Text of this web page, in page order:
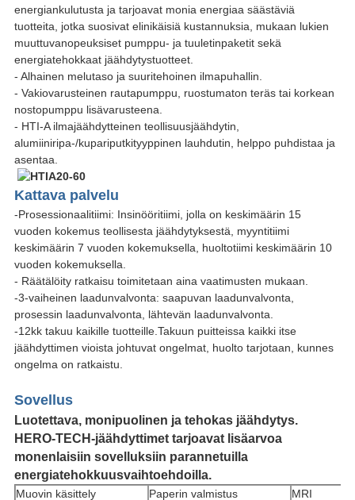
energiankulutusta ja tarjoavat monia energiaa säästäviä
tuotteita, jotka suosivat elinikäisiä kustannuksia, mukaan lukien
muuttuvanopeuksiset pumppu- ja tuuletinpaketit sekä
energiatehokkaat jäähdytystuotteet.
- Alhainen melutaso ja suuritehoinen ilmapuhallin.
- Vakiovarusteinen rautapumppu, ruostumaton teräs tai korkean
nostopumppu lisävarusteena.
- HTI-A ilmajäähdytteinen teollisuusjäähdytin,
alumiiniripa-/kupariputkityyppinen lauhdutin, helppo puhdistaa ja
asentaa.
Kattava palvelu
-Prosessionaalitiimi: Insinööritiimi, jolla on keskimäärin 15
vuoden kokemus teollisesta jäähdytyksestä, myyntitiimi
keskimäärin 7 vuoden kokemuksella, huoltotiimi keskimäärin 10
vuoden kokemuksella.
- Räätälöity ratkaisu toimitetaan aina vaatimusten mukaan.
-3-vaiheinen laadunvalvonta: saapuvan laadunvalvonta,
prosessin laadunvalvonta, lähtevän laadunvalvonta.
-12kk takuu kaikille tuotteille.Takuun puitteissa kaikki itse
jäähdyttimen vioista johtuvat ongelmat, huolto tarjotaan, kunnes
ongelma on ratkaistu.
Sovellus
Luotettava, monipuolinen ja tehokas jäähdytys.
HERO-TECH-jäähdyttimet tarjoavat lisäarvoa
monenlaisiin sovelluksiin parannetuilla
energiatehokkuusvaihtoehdoilla.
Muovin käsittely Paperin valmistus MRI